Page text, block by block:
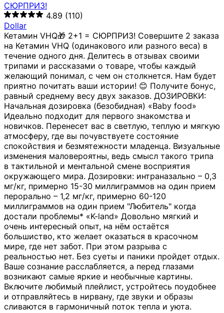
СЮРПРИЗ!
4.89 (110)
Dollar
Кетамин VHQ🎁 2+1 = СЮРПРИЗ! Совершите 2 заказа
на Кетамин VHQ (одинакового или разного веса) в
течение одного дня. Делитесь в отзывах своими
трипами и рассказами о товаре, чтобы каждый
желающий понимал, с чем он столкнется. Нам будет
приятно почитать ваши истории! 😊 Получите бонус,
равный среднему весу двух заказов. ДОЗИРОВКИ:
Начальная дозировка (безобидная) «Baby food»
Идеально подходит для первого знакомства и
новичков. Перенесет вас в светлую, теплую и мягкую
атмосферу, где вы почувствуете состояние
спокойствия и безмятежности младенца. Визуальные
изменения маловероятны, ведь смысл такого трипа
в тактильной и ментальной смене восприятия
окружающего мира. Дозировки: интраназально – 0,3
мг/кг, примерно 15-30 миллиграммов на один прием
перорально – 1,2 мг/кг, примерно 60-120
миллиграммов на один прием "Любитель" когда
достали проблемы* «K-land» Довольно мягкий и
очень интересный опыт, на нём остаётся
большиство, кто желает оказаться в красочном
мире, где нет забот. При этом разрыва с
реальностью нет. Без суеты и паники пройдет отдых.
Ваше сознание расслабляется, а перед глазами
возникают самые яркие и необычные картины.
Включите любимый плейлист, устройтесь поудобнее
и отправляйтесь в нирвану, где звуки и образы
сливаются в гармоничный поток тепла и уюта.